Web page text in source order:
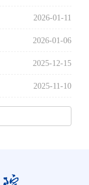
2026-01-11
2026-01-06
2025-12-15
2025-11-10